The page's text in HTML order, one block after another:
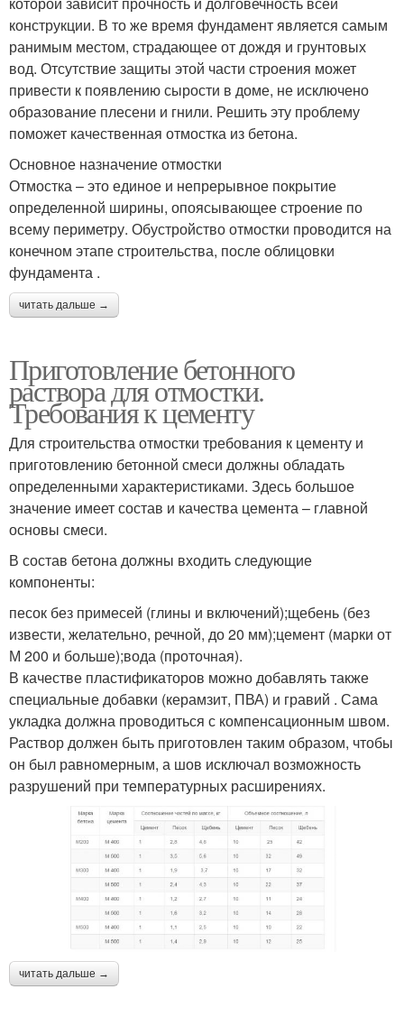
конструкции. В то же время фундамент является самым
ранимым местом, страдающее от дождя и грунтовых
вод. Отсутствие защиты этой части строения может
привести к появлению сырости в доме, не исключено
образование плесени и гнили. Решить эту проблему
поможет качественная отмостка из бетона.
Основное назначение отмостки
Отмостка – это единое и непрерывное покрытие
определенной ширины, опоясывающее строение по
всему периметру. Обустройство отмостки проводится на
конечном этапе строительства, после облицовки
фундамента .
читать дальше →
Приготовление бетонного
раствора для отмостки.
Требования к цементу
Для строительства отмостки требования к цементу и
приготовлению бетонной смеси должны обладать
определенными характеристиками. Здесь большое
значение имеет состав и качества цемента – главной
основы смеси.
В состав бетона должны входить следующие
компоненты:
песок без примесей (глины и включений);щебень (без
извести, желательно, речной, до 20 мм);цемент (марки от
М 200 и больше);вода (проточная).
В качестве пластификаторов можно добавлять также
специальные добавки (керамзит, ПВА) и гравий . Сама
укладка должна проводиться с компенсационным швом.
Раствор должен быть приготовлен таким образом, чтобы
он был равномерным, а шов исключал возможность
разрушений при температурных расширениях.
читать дальше →